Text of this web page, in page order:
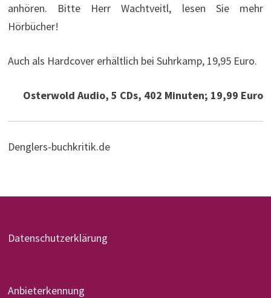
anhören. Bitte Herr Wachtveitl, lesen Sie mehr
Hörbücher!
Auch als Hardcover erhältlich bei Suhrkamp, 19,95 Euro.
Osterwold Audio, 5 CDs, 402 Minuten; 19,99 Euro
Denglers-buchkritik.de
Datenschutzerklärung
Anbieterkennung